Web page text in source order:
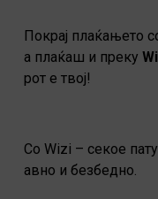
Покрај плаќањето
а плаќаш и преку
рот е твој!
Со Wizi – секое
авно и безбедно.